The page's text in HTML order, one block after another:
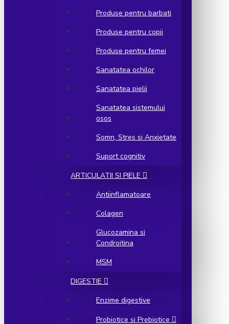
Produse pentru barbati
Produse pentru copii
Produse pentru femei
Sanatatea ochilor
Sanatatea pielii
Sanatatea sistemului
osos
Somn, Stres si Anxietate
Suport cognitiv
ARTICULATII SI PIELE
Antiinflamatoare
Colagen
Glucozamina si
Condroitina
MSM
DIGESTIE
Enzime digestive
Probiotice si Prebiotice